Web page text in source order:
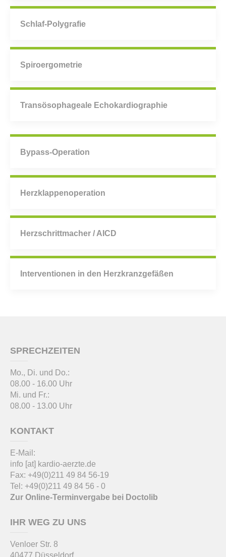
Schlaf-Polygrafie
Spiroergometrie
Transösophageale Echokardiographie
Bypass-Operation
Herzklappenoperation
Herzschrittmacher / AICD
Interventionen in den Herzkranzgefäßen
SPRECHZEITEN
Mo., Di. und Do.:
08.00 - 16.00 Uhr
Mi. und Fr.:
08.00 - 13.00 Uhr
KONTAKT
E-Mail:
info [at] kardio-aerzte.de
Fax: +49(0)211 49 84 56-19
Tel: +49(0)211 49 84 56 - 0
Zur Online-Terminvergabe bei Doctolib
IHR WEG ZU UNS
Venloer Str. 8